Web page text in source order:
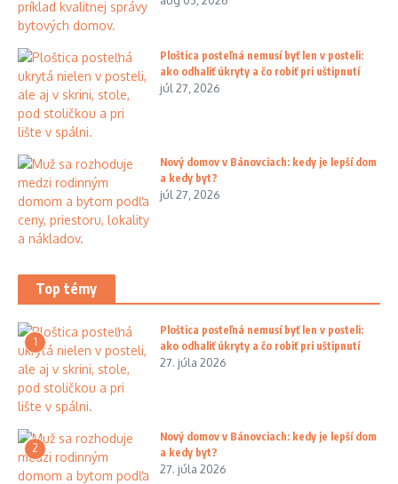
Ploštica posteľná nemusí byť len v posteli:
ako odhaliť úkryty a čo robiť pri uštipnutí
júl 27, 2026
Nový domov v Bánovciach: kedy je lepší dom
a kedy byt?
júl 27, 2026
Top témy
1
Ploštica posteľná nemusí byť len v posteli:
ako odhaliť úkryty a čo robiť pri uštipnutí
27. júla 2026
2
Nový domov v Bánovciach: kedy je lepší dom
a kedy byt?
27. júla 2026